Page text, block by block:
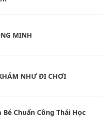
MINH
NHƯ ĐI CHƠI
Chuẩn Công Thái Học